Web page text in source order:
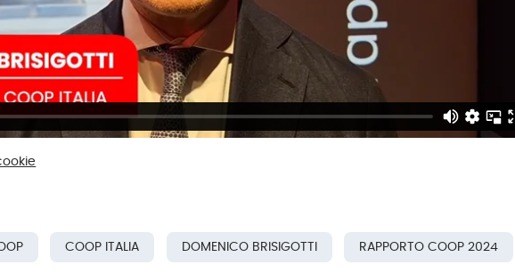
COOP ITALIA DOMENICO BRISIGOTTI RAPPORTO COOP 2024